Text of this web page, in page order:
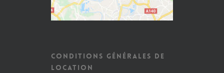
CONDITIONS GÉNÉRALES DE
LOCATION